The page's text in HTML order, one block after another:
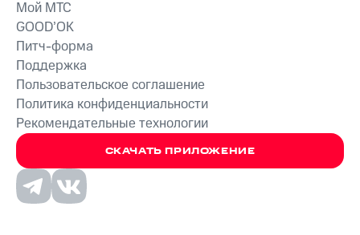
СКАЧАТЬ ПРИЛОЖЕНИЕ
Мой МТС
GOOD’OK
Питч-форма
Поддержка
Пользовательское соглашение
Политика конфиденциальности
Рекомендательные технологии